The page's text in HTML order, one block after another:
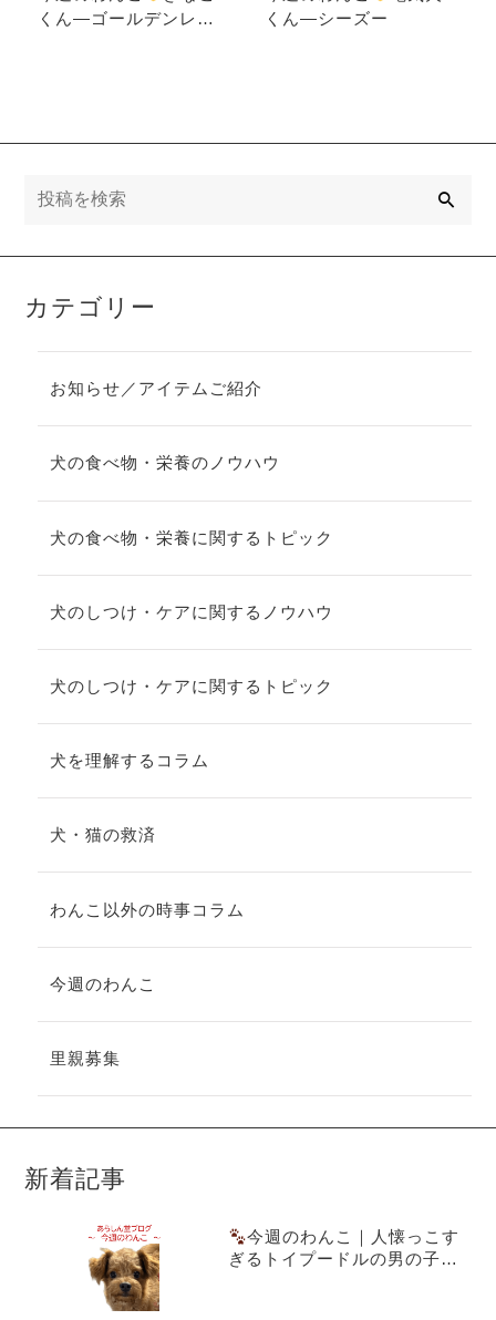
くん―ゴールデンレト
くん―シーズー
カテゴリー
お知らせ／アイテムご紹介
犬の食べ物・栄養のノウハウ
犬の食べ物・栄養に関するトピック
犬のしつけ・ケアに関するノウハウ
犬のしつけ・ケアに関するトピック
犬を理解するコラム
犬・猫の救済
わんこ以外の時事コラム
今週のわんこ
里親募集
新着記事
今週のわんこ｜人懐っこす
ぎるトイプードルの男の子ラ